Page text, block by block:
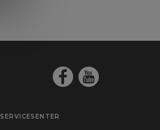
SERVICESENTER